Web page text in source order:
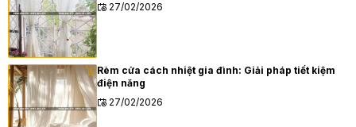
27/02/2026
Rèm cửa cách nhiệt gia đình: Giải pháp tiết kiệm
điện năng
27/02/2026